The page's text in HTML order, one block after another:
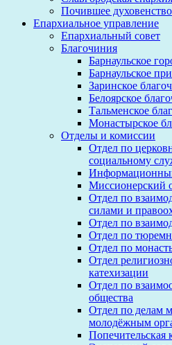
Почившее духовенство
Епархиальное управление
Епархиальный совет
Благочиния
Барнаульское
Барнаульское
Заринское
Белоярское
Тальменское
Монастырское
Отделы и комиссии
Отдел по
социальному
Миссионерский
Отдел по
силами и
Отдел по
Отдел по
Отдел по
Отдел
катехизации
Отдел по
общества
Отдел по делам
молодёжным
Попечительская